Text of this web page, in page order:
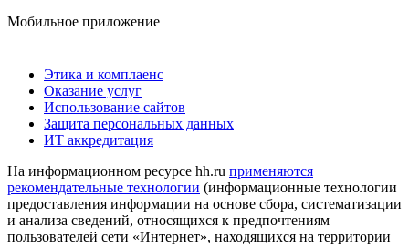
Мобильное приложение
Этика и комплаенс
Оказание услуг
Использование сайтов
Защита персональных данных
ИТ аккредитация
На информационном ресурсе hh.ru применяются
рекомендательные технологии (информационные технологии
предоставления информации на основе сбора, систематизации
и анализа сведений, относящихся к предпочтениям
пользователей сети «Интернет», находящихся на территории